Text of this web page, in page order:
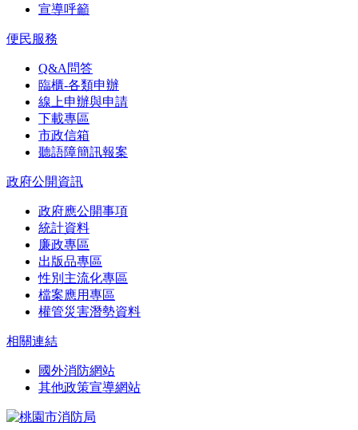
宣導呼籲
便民服務
Q&A問答
臨櫃-各類申辦
線上申辦與申請
下載專區
市政信箱
聽語障簡訊報案
政府公開資訊
政府應公開事項
統計資料
廉政專區
出版品專區
性別主流化專區
檔案應用專區
權管災害潛勢資料
相關連結
國外消防網站
其他政策宣導網站